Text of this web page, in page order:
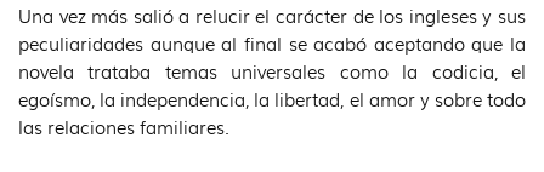
Una vez más salió a relucir el carácter de los ingleses y sus
peculiaridades aunque al final se acabó aceptando que la
novela trataba temas universales como la codicia, el
egoísmo, la independencia, la libertad, el amor y sobre todo
las relaciones familiares.